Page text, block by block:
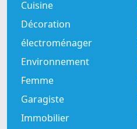
Cuisine
Décoration
électroménager
Environnement
Femme
Garagiste
Immobilier